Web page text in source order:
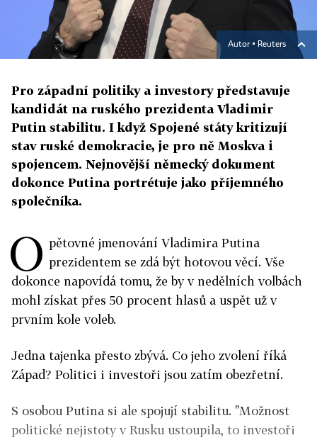
Autor ▪ Reuters
Pro západní politiky a investory představuje
kandidát na ruského prezidenta Vladimir
Putin stabilitu. I když Spojené státy kritizují
stav ruské demokracie, je pro ně Moskva i
spojencem. Nejnovější německý dokument
dokonce Putina portrétuje jako příjemného
společníka.
O pětovné jmenování Vladimira Putina
prezidentem se zdá být hotovou věcí. Vše
dokonce napovídá tomu, že by v nedělních volbách
mohl získat přes 50 procent hlasů a uspět už v
prvním kole voleb.
Jedna tajenka přesto zbývá. Co jeho zvolení říká
Západ? Politici i investoři jsou zatím obezřetní.
S osobou Putina si ale spojují stabilitu. "Možnost
politické nejistoty v Rusku ustoupila, to investoři